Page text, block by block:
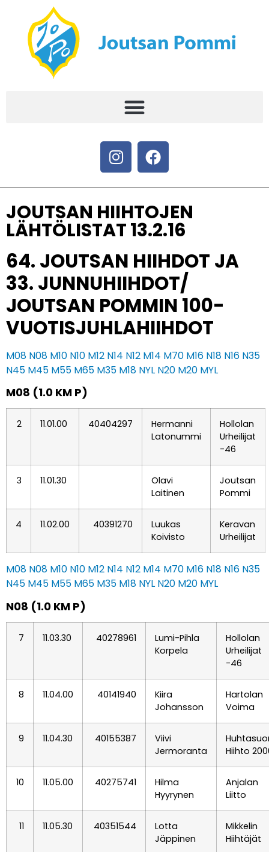
JOUTSAN HIIHTOJEN
LÄHTÖLISTAT 13.2.16
64. JOUTSAN HIIHDOT JA
33. JUNNUHIIHDOT/
JOUTSAN POMMIN 100-
VUOTISJUHLAHIIHDOT
M08 N08 M10 N10 M12 N14 N12 M14 M70 M16 N18 N16 N35
N45 M45 M55 M65 M35 M18 NYL N20 M20 MYL
M08 (1.0 KM P)
2 11.01.00 40404297
Hermanni
Latonummi
Hollolan
Urheilijat
-46
3 11.01.30
Olavi
Laitinen
Joutsan
Pommi
4 11.02.00 40391270
Luukas
Koivisto
Keravan
Urheilijat
M08 N08 M10 N10 M12 N14 N12 M14 M70 M16 N18 N16 N35
N45 M45 M55 M65 M35 M18 NYL N20 M20 MYL
N08 (1.0 KM P)
7 11.03.30 40278961
Lumi-Pihla
Korpela
Hollolan
Urheilijat
-46
8 11.04.00 40141940
Kiira
Johansson
Hartolan
Voima
9 11.04.30 40155387
Viivi
Jermoranta
Hiihto
10 11.05.00 40275741
Hilma
Hyyrynen
Anjalan
Liitto
11 11.05.30 40351544
Lotta
Jäppinen
Mikkelin
Hiihtäjät